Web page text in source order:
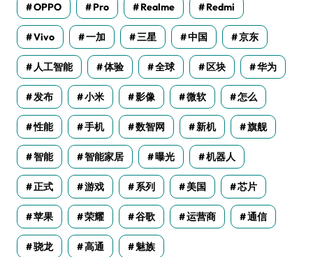
OPPO Pro Realme Redmi
Vivo 一加 三星 中国 京东
人工智能 体验 全球 区块 华为
发布 小米 影像 微软 怎么
性能 手机 数智网 新机 旗舰
智能 智能家居 曝光 机器人
正式 游戏 系列 美国 芯片
苹果 荣耀 谷歌 运营商 通信
骁龙 高通 魅族